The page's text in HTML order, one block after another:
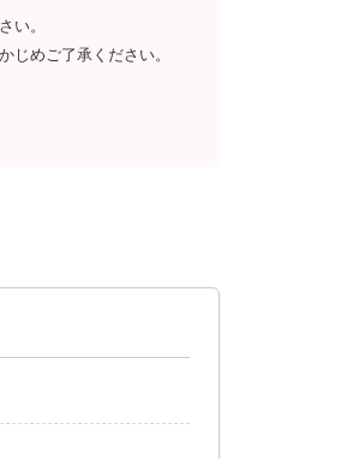
い。
じめご了承ください。